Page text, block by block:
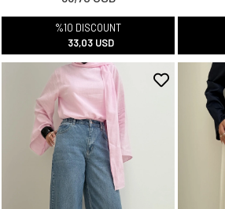
%10 DISCOUNT
33,03 USD